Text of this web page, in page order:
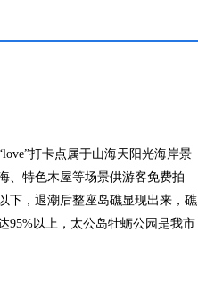
打卡点属于山海天阳光海岸景
、特色木屋等场景供游客免费拍
下，退潮后整座岛礁显现出来，礁
95%以上，太公岛牡蛎公园是我市